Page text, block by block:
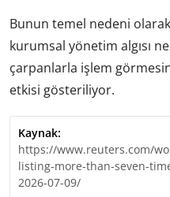
Bunun temel nedeni
kurumsal yönetim algısı
çarpanlarla işlem
etkisi gösteriliyor.
Kaynak:
https://www.reuters.com/
listing-more-than-seven-
2026-07-09/